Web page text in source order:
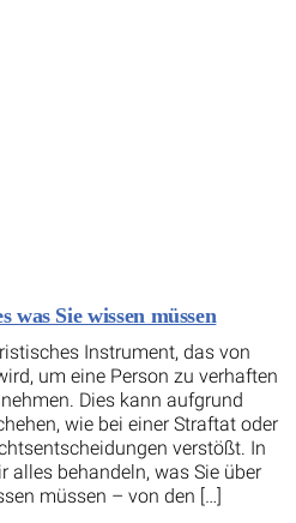
was Sie wissen müssen
Instrument, das von
um eine Person zu verhaften
Dies kann aufgrund
wie bei einer Straftat oder
verstößt. In
alles behandeln, was Sie über
müssen – von den […]